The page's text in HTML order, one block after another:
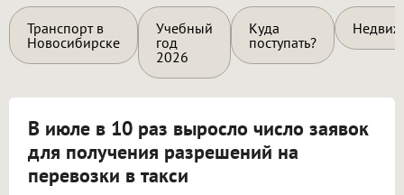
Транспорт в
Новосибирске
Учебный
год
2026
Куда
поступать?
В июле в 10 раз выросло число заявок
для получения разрешений на
перевозки в такси